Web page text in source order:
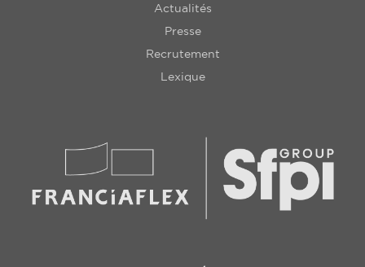
Actualités
Presse
Recrutement
Lexique